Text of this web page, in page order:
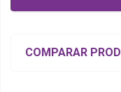
COMPARAR